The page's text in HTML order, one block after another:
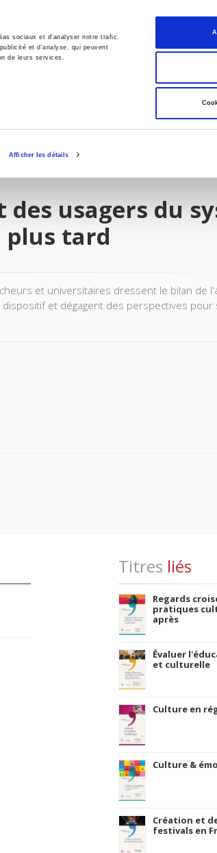
sociaux et d'analyser notre trafic.
et d'analyse, qui peuvent
de leurs services.
Afficher les détails
Français
usagers du
plus tard
et universitaires dressent le bilan de
et dégagent des perspectives pour
Titres liés
Regards
pratiques
après
Évaluer
et culturelle
Culture en
Culture &
Création et
festivals en